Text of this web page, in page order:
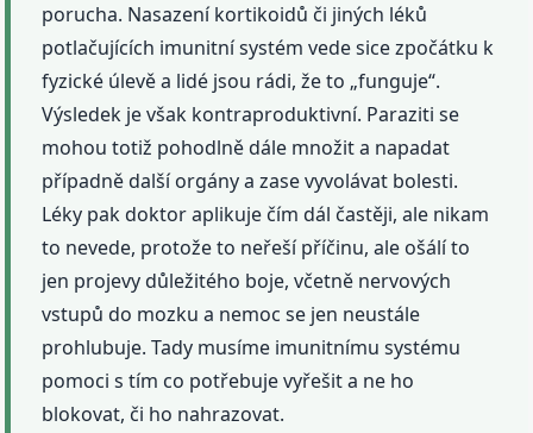
porucha. Nasazení kortikoidů či jiných léků
potlačujících imunitní systém vede sice zpočátku k
fyzické úlevě a lidé jsou rádi, že to „funguje“.
Výsledek je však kontraproduktivní. Paraziti se
mohou totiž pohodlně dále množit a napadat
případně další orgány a zase vyvolávat bolesti.
Léky pak doktor aplikuje čím dál častěji, ale nikam
to nevede, protože to neřeší příčinu, ale ošálí to
jen projevy důležitého boje, včetně nervových
vstupů do mozku a nemoc se jen neustále
prohlubuje. Tady musíme imunitnímu systému
pomoci s tím co potřebuje vyřešit a ne ho
blokovat, či ho nahrazovat.